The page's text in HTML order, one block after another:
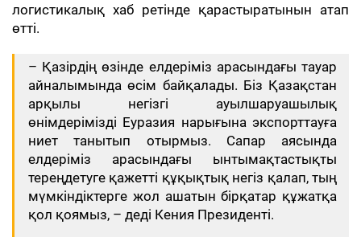
логистикалық хаб ретінде қарастыратынын атап
өтті.
– Қазірдің өзінде елдеріміз арасындағы тауар
айналымында өсім байқалады. Біз Қазақстан
арқылы негізгі ауылшаруашылық
өнімдерімізді Еуразия нарығына экспорттауға
ниет танытып отырмыз. Сапар аясында
елдеріміз арасындағы ынтымақтастықты
тереңдетуге қажетті құқықтық негіз қалап, тың
мүмкіндіктерге жол ашатын бірқатар құжатқа
қол қоямыз, – деді Кения Президенті.